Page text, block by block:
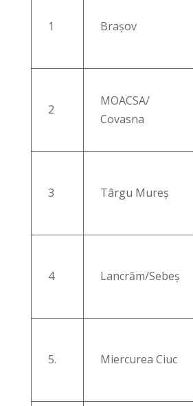
1 Brașov
2
MOACSA/
Covasna
3 Târgu Mureș
4 Lancrăm/Sebeș
5. Miercurea Ciuc